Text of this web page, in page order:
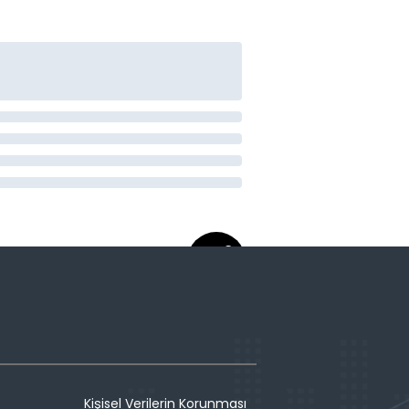
Kişisel Verilerin Korunması